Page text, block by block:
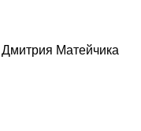
Матейчика